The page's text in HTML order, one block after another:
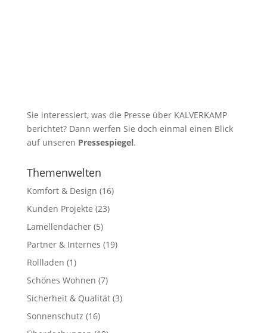
Sie interessiert, was die Presse über KALVERKAMP
berichtet? Dann werfen Sie doch einmal einen Blick
auf unseren Pressespiegel.
Themenwelten
Komfort & Design (16)
Kunden Projekte (23)
Lamellendächer(5)
Partner & Internes (19)
Rollladen (1)
Schönes Wohnen (7)
Sicherheit & Qualität(3)
Sonnenschutz (16)